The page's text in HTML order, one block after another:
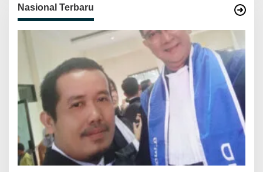
Nasional Terbaru